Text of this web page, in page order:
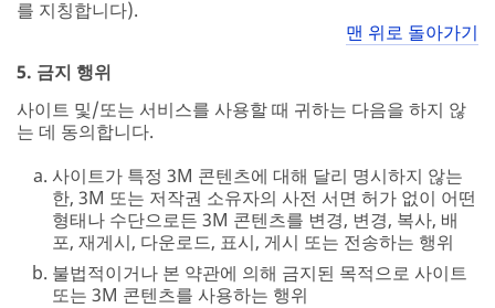
를 지칭합니다).
맨 위로 돌아가기
5. 금지 행위
사이트 및/또는 서비스를 사용할 때 귀하는 다음을 하지 않
는 데 동의합니다.
사이트가 특정 3M 콘텐츠에 대해 달리 명시하지 않는
한, 3M 또는 저작권 소유자의 사전 서면 허가 없이 어떤
형태나 수단으로든 3M 콘텐츠를 변경, 변경, 복사, 배
포, 재게시, 다운로드, 표시, 게시 또는 전송하는 행위
불법적이거나 본 약관에 의해 금지된 목적으로 사이트
또는 3M 콘텐츠를 사용하는 행위